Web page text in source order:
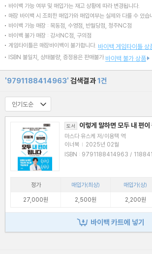
바이백 가능 여부 및 매입가는 재고 상황에 따라 변경됩니다.
매장 바이백 시 조회한 매입가와 매입여부는 실제와 다를 수 있습
바이백 가능 매장 : 목동점, 수영점, 반월당점, 청주NC점
바이백 불가 매장 : 강서NC점, 구의점
게임타이틀은 매장바이백이 불가합니다. 바이백 게임타이틀 상
ISBN 불일치, 상태불량, 증정용은 판매불가 바이백 불가 상품
'9791188414963' 검색결과1건
도서 이렇게 말하면 모두 내 편
마스다 유스케 저/이용택 역
이너북 | 2025년 02월
ISBN :
정가 매입가(최상) 매입가(상)
27,000원
2,500원 2,200원
바이백 카트에 넣기